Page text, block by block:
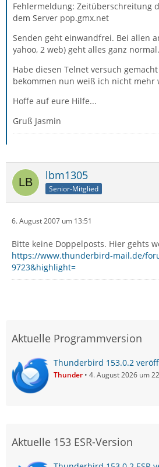
Fehlermeldung: Zeitüberschreitung
dem Server pop.gmx.net
Senden geht einwandfrei. Bei allen
yahoo, 2 web) geht alles ganz normal.
Habe diesen Telnet versuch
bekommen nun weiß ich nicht mehr
Hoffe auf eure Hilfe...
Gruß Jasmin
lbm1305
Senior-Mitglied
6. August 2007 um 13:51
Bitte keine Doppelposts. Hier gehts
https://www.thunderbird-mail.de/
9723&highlight=
Aktuelle Programmversion
Thunderbird 153.0.2
Thunder 4. August 2026 um
Aktuelle 153 ESR-Version